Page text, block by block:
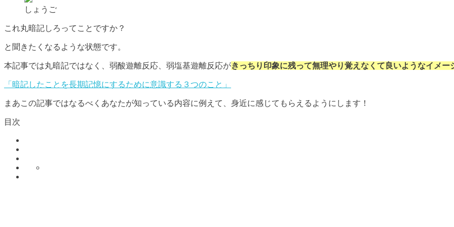
しょうご
これ丸暗記しろってことですか？
と聞きたくなるような状態です。
本記事では丸暗記ではなく、弱酸遊離反応、弱塩基遊離反応がきっちり印象に残って無理やり覚えなくて良いようなイメー
「暗記したことを長期記憶にするために意識する３つのこと」
まあこの記事ではなるべくあなたが知っている内容に例えて、身近に感じてもらえるようにします！
目次